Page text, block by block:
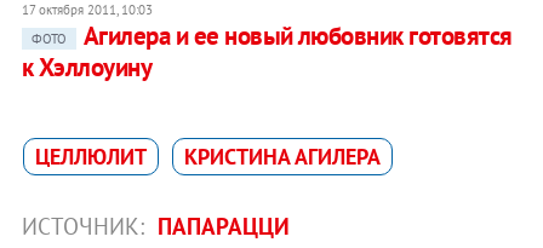
17 октября 2011, 10:03
ФОТО
Агилера и ее новый любовник готовятся
к Хэллоуину
ЦЕЛЛЮЛИТ КРИСТИНА АГИЛЕРА
ИСТОЧНИК: ПАПАРАЦЦИ